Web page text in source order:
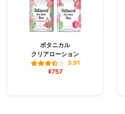
ボタニカル
クリアローション
3.91
¥757